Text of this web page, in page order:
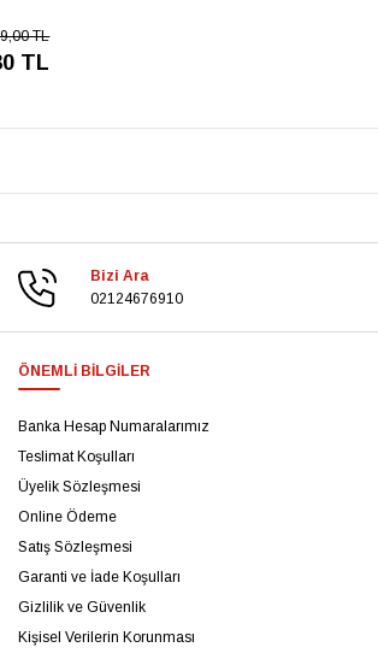
TL
TL
Bizi Ara
02124676910
ÖNEMLI BILGILER
Banka Hesap Numaralarımız
Teslimat Koşulları
Üyelik Sözleşmesi
Online Ödeme
Satış Sözleşmesi
Garanti ve İade Koşulları
Gizlilik ve Güvenlik
Kişisel Verilerin Korunması